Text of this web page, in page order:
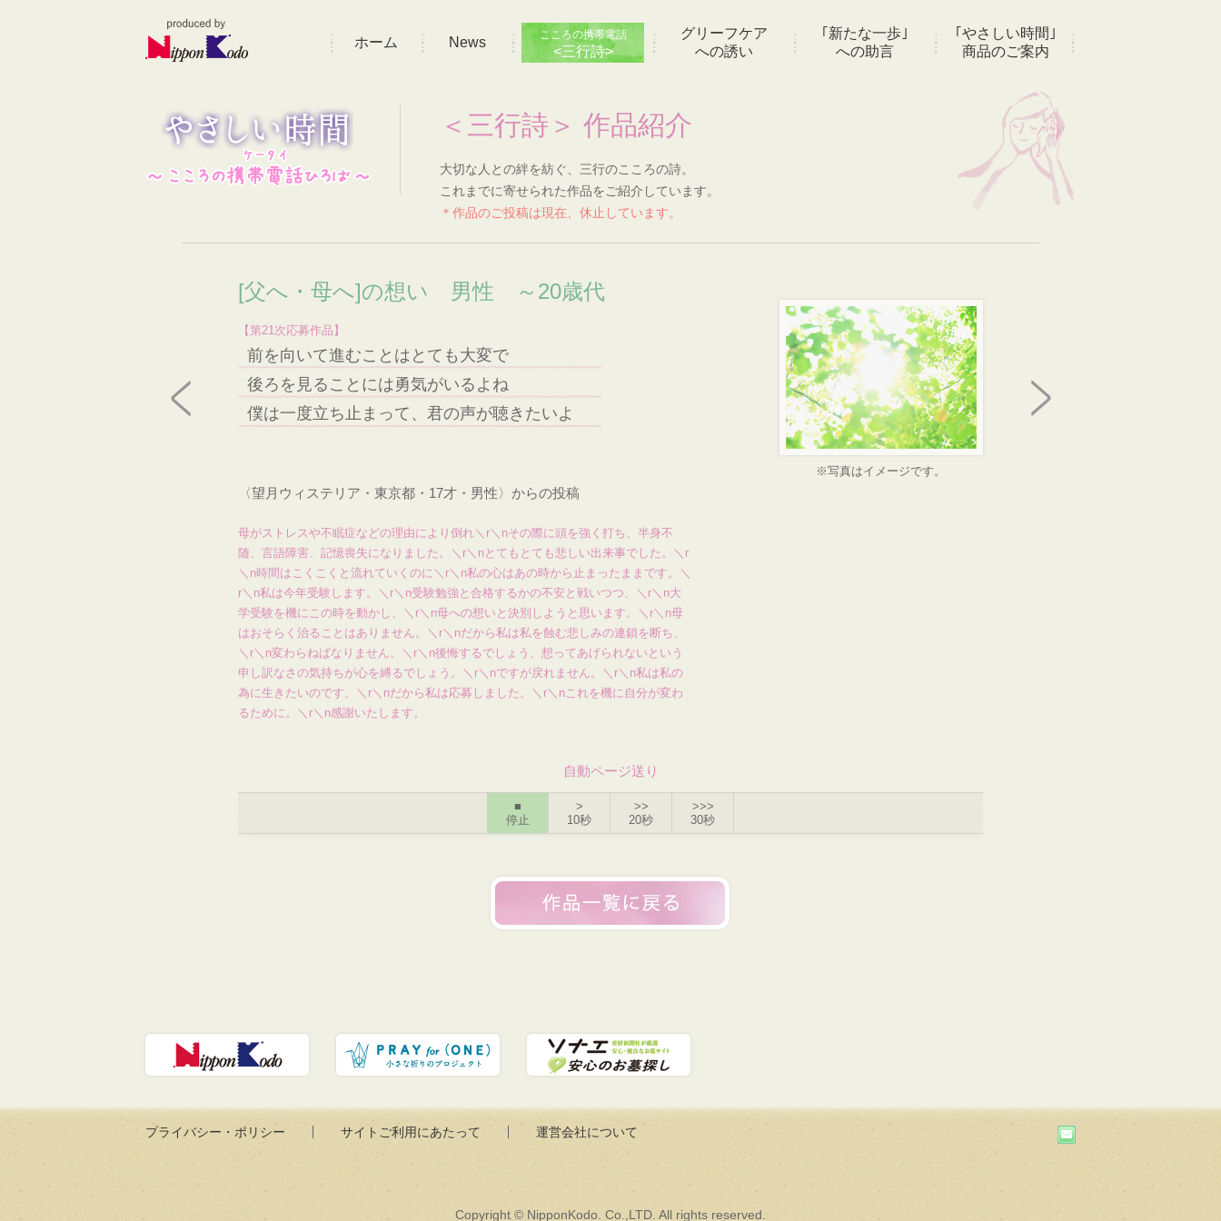
ホーム News こころの携帯電話
<三行詩>
グリーフケア
への誘い
｢新たな一歩｣
への助言
｢やさしい時間｣
商品のご案内
＜三行詩＞ 作品紹介
大切な人との絆を紡ぐ、三行のこころの詩。
これまでに寄せられた作品をご紹介しています。
＊作品のご投稿は現在、休止しています。
[父へ・母へ]の想い 男性 ～20歳代
【第21次応募作品】
前を向いて進むことはとても大変で
後ろを見ることには勇気がいるよね
僕は一度立ち止まって、君の声が聴きたいよ
※写真はイメージです。
〈望月ウィステリア・東京都・17才・男性〉からの投稿
母がストレスや不眠症などの理由により倒れ＼r＼nその際に頭を強く打ち、半身不
随、言語障害、記憶喪失になりました。＼r＼nとてもとても悲しい出来事でした。＼r
＼n時間はこくこくと流れていくのに＼r＼n私の心はあの時から止まったままです。＼
r＼n私は今年受験します。＼r＼n受験勉強と合格するかの不安と戦いつつ、＼r＼n大
学受験を機にこの時を動かし、＼r＼n母への想いと決別しようと思います。＼r＼n母
はおそらく治ることはありません。＼r＼nだから私は私を蝕む悲しみの連鎖を断ち、
＼r＼n変わらねばなりません。＼r＼n後悔するでしょう、想ってあげられないという
申し訳なさの気持ちが心を縛るでしょう。＼r＼nですが戻れません。＼r＼n私は私の
為に生きたいのです。＼r＼nだから私は応募しました。＼r＼nこれを機に自分が変わ
るために。＼r＼n感謝いたします。
自動ページ送り
■
停止
>
10秒
>>
20秒
>>>
30秒
プライバシー・ポリシー サイトご利用にあたって 運営会社について
Copyright © NipponKodo. Co.,LTD. All rights reserved.